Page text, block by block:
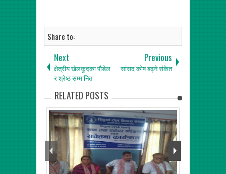
Share to:
Next
क्षेत्रीय खेलकूदका पौडेल
र श्रेष्ठ सम्मानित
Previous
सांसद कोष बढ्ने संकेत
RELATED POSTS